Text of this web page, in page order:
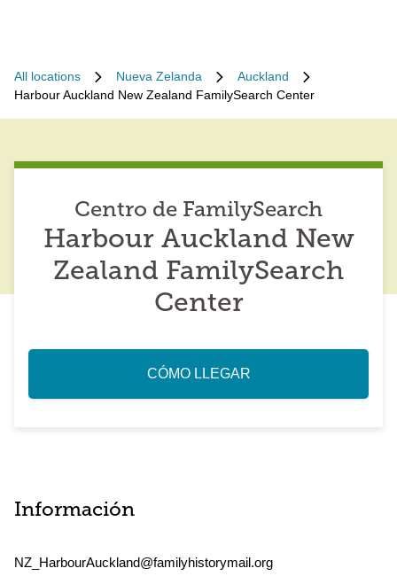
All locations Nueva Zelanda
Auckland
Harbour Auckland New Zealand FamilySearch Center
Centro de FamilySearch
Harbour Auckland New
Zealand FamilySearch
Center
CÓMO LLEGAR
Información
NZ_HarbourAuckland@familyhistorymail.org